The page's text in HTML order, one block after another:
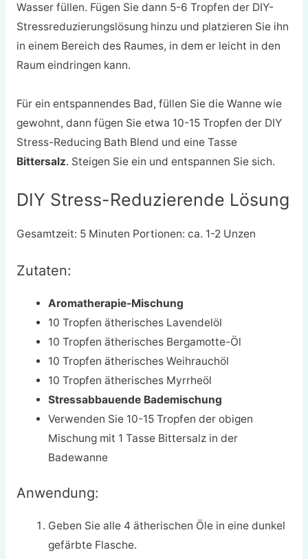
Wasser füllen. Fügen Sie dann 5-6 Tropfen der DIY-
Stressreduzierungslösung hinzu und platzieren Sie ihn
in einem Bereich des Raumes, in dem er leicht in den
Raum eindringen kann.
Für ein entspannendes Bad, füllen Sie die Wanne wie
gewohnt, dann fügen Sie etwa 10-15 Tropfen der DIY
Stress-Reducing Bath Blend und eine Tasse
Bittersalz. Steigen Sie ein und entspannen Sie sich.
DIY Stress-Reduzierende Lösung
Gesamtzeit: 5 Minuten Portionen: ca. 1-2 Unzen
Zutaten:
Aromatherapie-Mischung
10 Tropfen ätherisches Lavendelöl
10 Tropfen ätherisches Bergamotte-Öl
10 Tropfen ätherisches Weihrauchöl
10 Tropfen ätherisches Myrrheöl
Stressabbauende Bademischung
Verwenden Sie 10-15 Tropfen der obigen
Mischung mit 1 Tasse Bittersalz in der
Badewanne
Anwendung:
Geben Sie alle 4 ätherischen Öle in eine dunkel
gefärbte Flasche.